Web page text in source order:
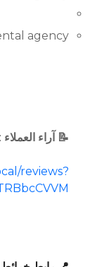
agency
📝 آراء العملاء
reviews?